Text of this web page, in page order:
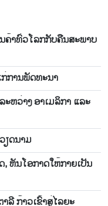
ຄ້າ​ທົ່ວ​ໂລກ​ກັບ​ຄືນ​ສະ​ພາບ​
ການ​ພັດ​ທະ​ນາ
ຫວ່າງ ອາ​ເມ​ລິ​ກາ ແລະ
ຽດ​ນາມ
ຫັນໂອກາດໃຫ້ກາຍເປັນ
ລີ ກ້າວເຂົ້າສູ່ໄລຍະ